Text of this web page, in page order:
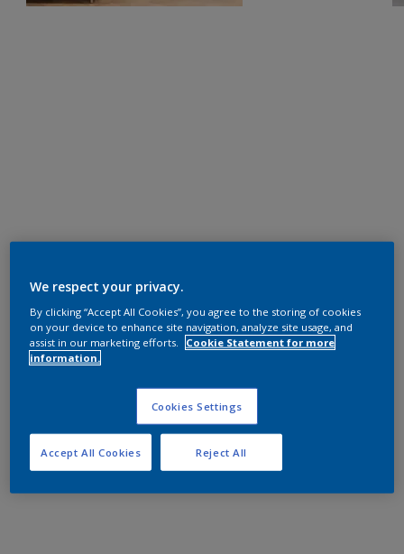
We respect your privacy.
By clicking “Accept All Cookies”, you agree to the storing of cookies
on your device to enhance site navigation, analyze site usage, and
assist in our marketing efforts.
Cookie Statement for more
information.
Cookies Settings
Reject All
Accept All Cookies